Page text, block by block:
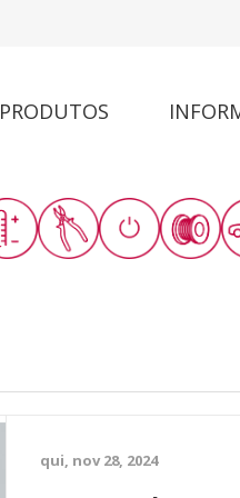
PRODUTOS
qui, nov 28, 2024